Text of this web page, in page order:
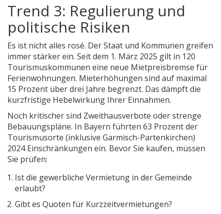
Trend 3: Regulierung und
politische Risiken
Es ist nicht alles rosé. Der Staat und Kommunen greifen
immer stärker ein. Seit dem 1. März 2025 gilt in 120
Tourismuskommunen eine neue Mietpreisbremse für
Ferienwohnungen. Mieterhöhungen sind auf maximal
15 Prozent über drei Jahre begrenzt. Das dämpft die
kurzfristige Hebelwirkung Ihrer Einnahmen.
Noch kritischer sind Zweithausverbote oder strenge
Bebauungspläne. In Bayern führten 63 Prozent der
Tourismusorte (inklusive Garmisch-Partenkirchen)
2024 Einschränkungen ein. Bevor Sie kaufen, müssen
Sie prüfen:
Ist die gewerbliche Vermietung in der Gemeinde
erlaubt?
Gibt es Quoten für Kurzzeitvermietungen?